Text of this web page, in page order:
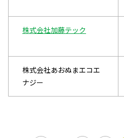
株式会社加藤テック
株式会社あおぬまエコエ
ナジー